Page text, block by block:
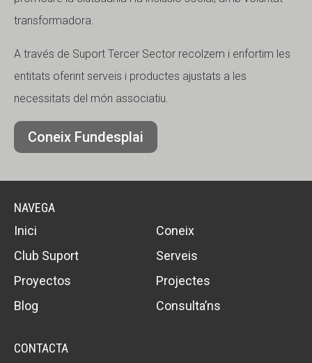
transformadora.
A través de Suport Tercer Sector recolzem i enfortim les
entitats oferint serveis i productes ajustats a les
necessitats del món associatiu.
Coneix Fundesplai
NAVEGA
Inici
Coneix
Club Suport
Serveis
Proyectos
Projectes
Blog
Consulta’ns
CONTACTA